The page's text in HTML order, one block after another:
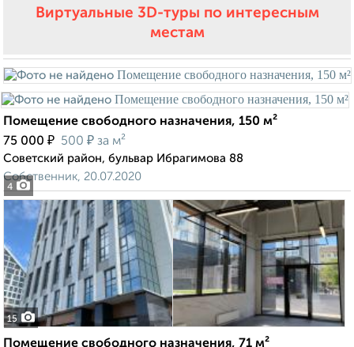
Виртуальные 3D-туры по интересным
местам
4
Помещение свободного назначения, 150 м²
75 000 ₽ 500 ₽ за м²
Советский район, бульвар Ибрагимова 88
Собственник, 20.07.2020
15
Помещение свободного назначения, 71 м²